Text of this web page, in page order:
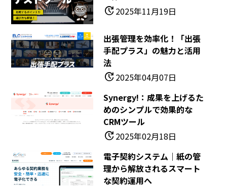
update2025年11月19日
出張管理を効率化！「出張
手配プラス」の魅力と活用
法
update2025年04月07日
Synergy!：成果を上げるた
めのシンプルで効果的な
CRMツール
update2025年02月18日
電子契約システム｜紙の管
理から解放されるスマート
な契約運用へ